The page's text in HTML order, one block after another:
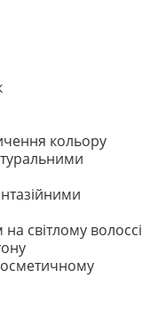
кольору
світлому волоссі